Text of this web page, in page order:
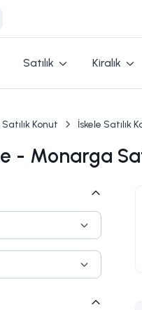
Satılık Kiralık
Satılık Konut İskele Satılık
- Monarga